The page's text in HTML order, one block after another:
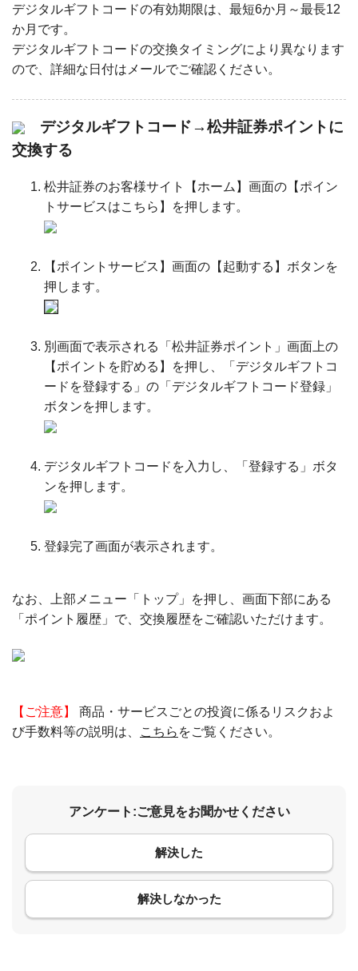
デジタルギフトコードの有効期限は、最短6か月～最長12
か月です。
デジタルギフトコードの交換タイミングにより異なります
ので、詳細な日付はメールでご確認ください。
デジタルギフトコード→松井証券ポイントに
交換する
松井証券のお客様サイト【ホーム】画面の【ポイン
トサービスはこちら】を押します。
【ポイントサービス】画面の【起動する】ボタンを
押します。
別画面で表示される「松井証券ポイント」画面上の
【ポイントを貯める】を押し、「デジタルギフトコ
ードを登録する」の「デジタルギフトコード登録」
ボタンを押します。
デジタルギフトコードを入力し、「登録する」ボタ
ンを押します。
登録完了画面が表示されます。
なお、上部メニュー「トップ」を押し、画面下部にある
「ポイント履歴」で、交換履歴をご確認いただけます。
【ご注意】
商品・サービスごとの投資に係るリスクおよ
び手数料等の説明は、
こちら をご覧ください。
アンケート:ご意見をお聞かせください
解決した
解決しなかった
コメント